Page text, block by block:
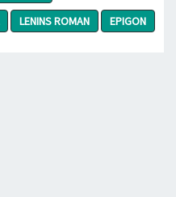
LENINS ROMAN EPIGON